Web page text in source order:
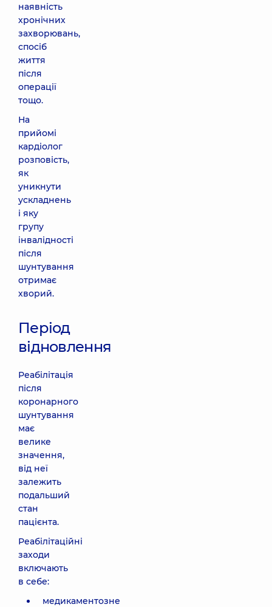
наявність
хронічних
захворювань,
спосіб
життя
після
операції
тощо.
На
прийомі
кардіолог
розповість,
як
уникнути
ускладнень
і яку
групу
інвалідності
після
шунтування
отримає
хворий.
Період
відновлення
Реабілітація
після
коронарного
шунтування
має
велике
значення,
від неї
залежить
подальший
стан
пацієнта.
Реабілітаційні
заходи
включають
в себе:
медикаментозне